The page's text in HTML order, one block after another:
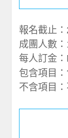
報名截止
成團人數
每人訂金
包含項目
不含項目